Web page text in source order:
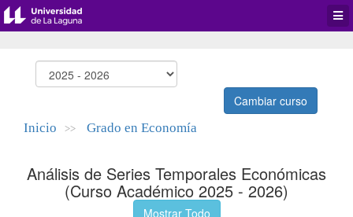
Cambiar curso
Inicio >> Grado en Economía
Análisis de Series Temporales Económicas
(Curso Académico 2025 - 2026)
Mostrar Todo